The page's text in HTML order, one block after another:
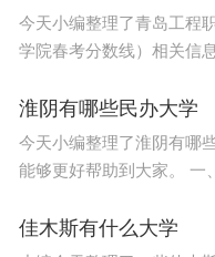
今天小编整理了青岛工程
学院春考分数线）相关信
招生计划实现了大幅
淮阴有哪些民办大学
今天小编整理了淮阴有哪
能够更好帮助到大家。 一、淮阴民
创办人蒋志平先生
佳木斯有什么大学